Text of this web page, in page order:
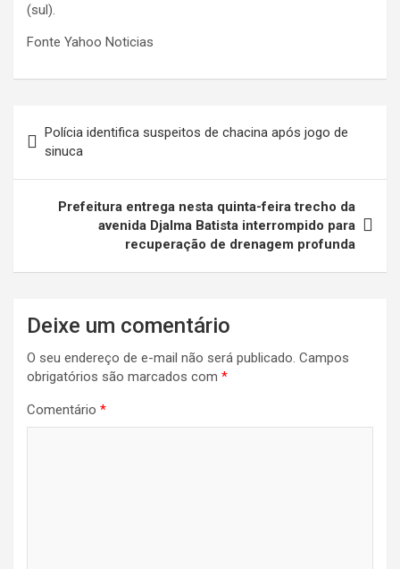
(sul).
Fonte Yahoo Noticias
de
Post
Polícia identifica suspeitos de chacina após jogo de
sinuca
Prefeitura entrega nesta quinta-feira trecho da
avenida Djalma Batista interrompido para
recuperação de drenagem profunda
Deixe um comentário
O seu endereço de e-mail não será publicado. Campos
obrigatórios são marcados com *
Comentário *